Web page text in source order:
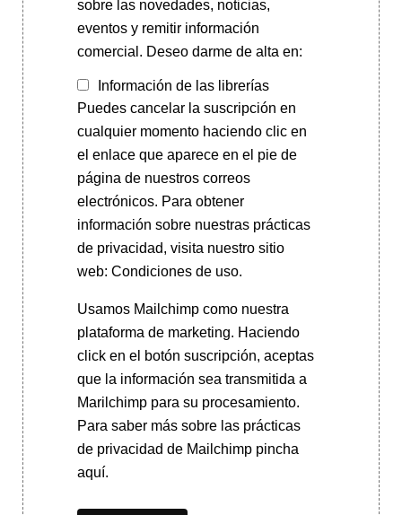
sobre las novedades, noticias,
eventos y remitir información
comercial. Deseo darme de alta en:
Información de las librerías
Puedes cancelar la suscripción en
cualquier momento haciendo clic en
el enlace que aparece en el pie de
página de nuestros correos
electrónicos. Para obtener
información sobre nuestras prácticas
de privacidad, visita nuestro sitio
web: Condiciones de uso.
Usamos Mailchimp como nuestra
plataforma de marketing. Haciendo
click en el botón suscripción, aceptas
que la información sea transmitida a
Marilchimp para su procesamiento.
Para saber mássobre las prácticas
de privacidad de Mailchimp pincha
aquí.